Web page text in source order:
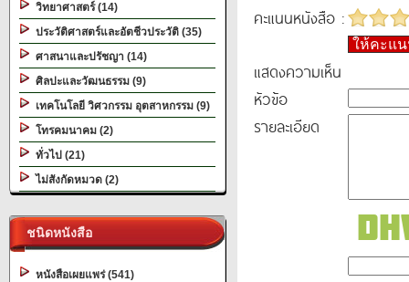
วิทยาศาสตร์ (14)
ประวัติศาสตร์และอัตชีวประวัติ (35)
ศาสนาและปรัชญา (14)
ศิลปะและวัฒนธรรม (9)
เทคโนโลยี วิศวกรรม อุตสาหกรรม (9)
โทรคมนาคม (2)
ทั่วไป (21)
ไม่สังกัดหมวด (2)
ชนิดหนังสือ
หนังสือเผยแพร่ (541)
คะแนนหนังสือ :
ให้คะแ
แสดงความเห็น
หัวข้อ
รายละเอียด